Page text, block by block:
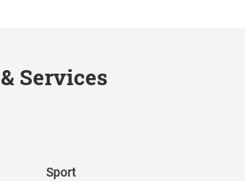
Services
Sport